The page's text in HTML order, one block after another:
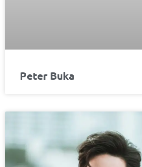
Peter Buka